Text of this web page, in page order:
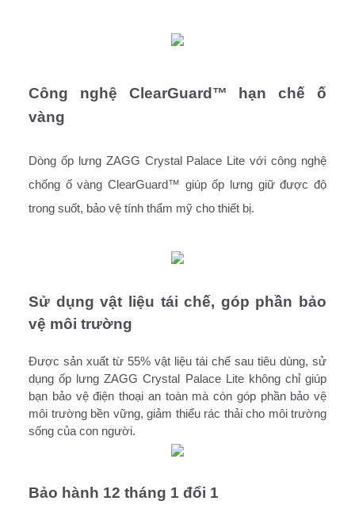
Công nghệ ClearGuard™ hạn chế ố
vàng
Dòng ốp lưng ZAGG Crystal Palace Lite với công nghệ
chống ố vàng ClearGuard™ giúp ốp lưng giữ được độ
trong suốt, bảo vệ tính thẩm mỹ cho thiết bị.
Sử dụng vật liệu tái chế, góp phần bảo
vệ môi trường
Được sản xuất từ 55% vật liệu tái chế sau tiêu dùng, sử
dụng ốp lưng ZAGG Crystal Palace Lite không chỉ giúp
bạn bảo vệ điện thoại an toàn mà còn góp phần bảo vệ
môi trường bền vững, giảm thiểu rác thải cho môi trường
sống của con người.
Bảo hành 12 tháng 1 đổi 1